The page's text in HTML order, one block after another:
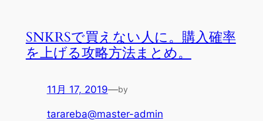
SNKRSで買えない人に。購入確率
を上げる攻略方法まとめ。
11月 17, 2019—by
tarareba@master-admin